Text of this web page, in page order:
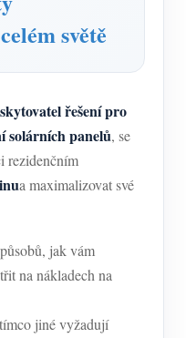
světě
řešení pro
solárních panelů, se
rezidenčním
a maximalizovat své
jak vám
na nákladech na
jiné vyžadují